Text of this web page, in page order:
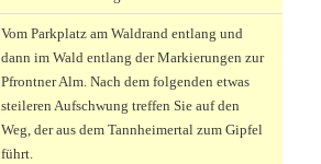
Vom Parkplatz am Waldrand entlang und
dann im Wald entlang der Markierungen zur
Pfrontner Alm. Nach dem folgenden etwas
steileren Aufschwung treffen Sie auf den
Weg, der aus dem Tannheimertal zum Gipfel
führt.